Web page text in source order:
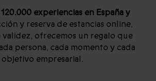
120.000 experiencias en España y
y reserva de estancias online,
validez, ofrecemos un regalo que
persona, cada momento y cada
objetivo empresarial.